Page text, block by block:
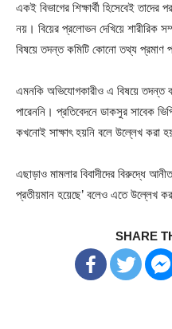
একই বিভাগের শিক্ষার্থী হিসেবেই
নয়। বিয়ের প্রলোভন দেখিয়ে শারীরিক
বিষয়ে তদন্ত কমিটি কোনো তথ্য প্রমাণ
এমনকি অভিযোগকারীও এ বিষয়ে তদন্ত
পারেননি। প্রতিবেদনে ডাকসুর সাবেক
কখনোই সাক্ষাৎ হয়নি বলে উল্লেখ করা
এছাড়াও মামলার বিবাদীদের বিরুদ্ধে
প্রতীয়মান হয়েছে’ বলেও এতে উল্লেখ
SHARE